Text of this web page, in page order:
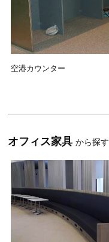
空港カウンター
オフィス家具 から探す